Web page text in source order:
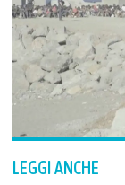
LEGGI ANCHE